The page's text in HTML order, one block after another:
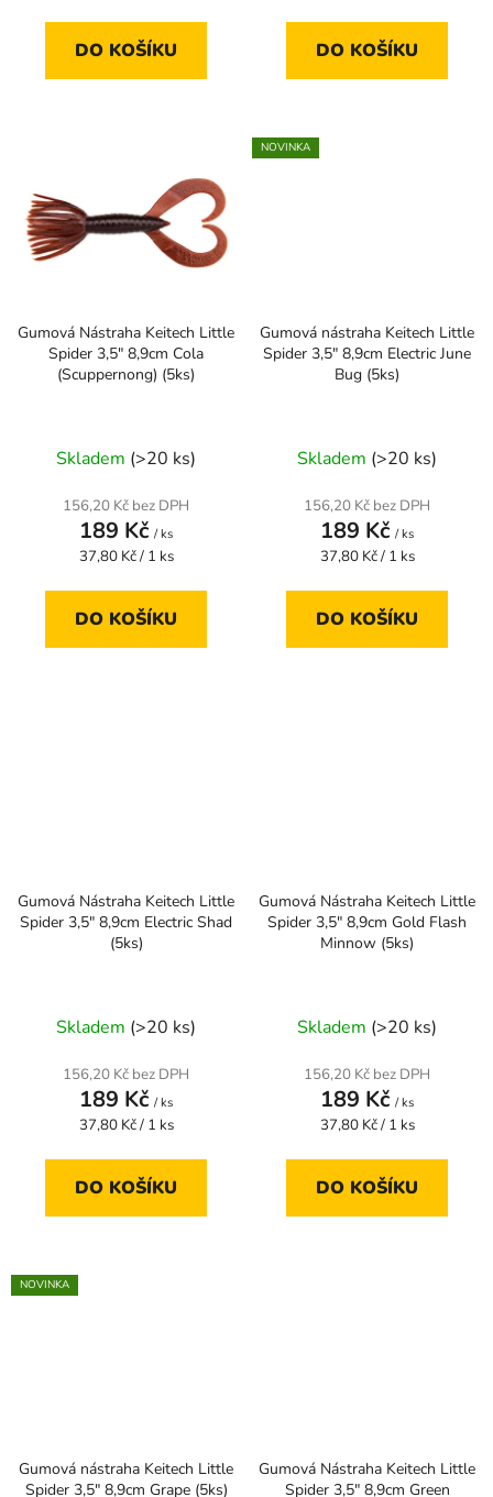
DO KOŠÍKU DO KOŠÍKU
Gumová Nástraha Keitech Little
Spider 3,5" 8,9cm Cola
(Scuppernong) (5ks)
Skladem (>20 ks)
156,20 Kč bez DPH
189 Kč / ks
Měrná
37,80 Kč / 1 ks
DO KOŠÍKU
NOVINKA
Gumová nástraha Keitech Little
Spider 3,5" 8,9cm Electric June
Bug (5ks)
Skladem (>20 ks)
156,20 Kč bez DPH
189 Kč / ks
Měrná
37,80 Kč / 1 ks
DO KOŠÍKU
Gumová Nástraha Keitech Little
Spider 3,5" 8,9cm Electric Shad
(5ks)
Skladem (>20 ks)
156,20 Kč bez DPH
189 Kč / ks
Měrná
37,80 Kč / 1 ks
DO KOŠÍKU
Gumová Nástraha Keitech Little
Spider 3,5" 8,9cm Gold Flash
Minnow (5ks)
Skladem (>20 ks)
156,20 Kč bez DPH
189 Kč / ks
Měrná
37,80 Kč / 1 ks
DO KOŠÍKU
NOVINKA
Gumová nástraha Keitech Little
Spider 3,5" 8,9cm Grape (5ks)
Gumová Nástraha Keitech Little
Spider 3,5" 8,9cm Green